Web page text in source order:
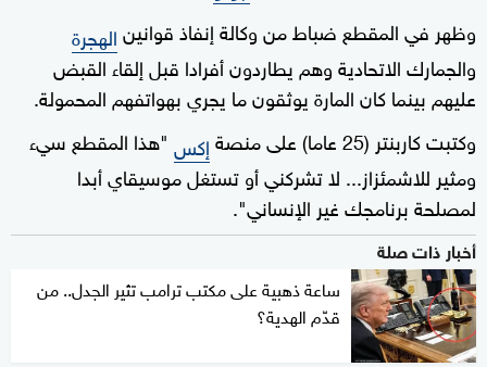
وظهر في المقطع ضباط من وكالة إنفاذ قوانينالهجرة
والجمارك الاتحادية وهم يطاردون أفرادا قبل إلقاء القبض
عليهم بينما كان المارة يوثقون ما يجري بهواتفهم المحمولة.
وكتبت كاربنتر (25 عاما) على منصة
إكس "هذا المقطع سيء
ومثير للاشمئزاز... لا تشركني أو تستغل موسيقاي أبدا
لمصلحة برنامجك غير الإنساني".
أخبار ذات صلة
ساعة ذهبية على مكتب ترامب تثير الجدل.. من
قدّم الهدية؟